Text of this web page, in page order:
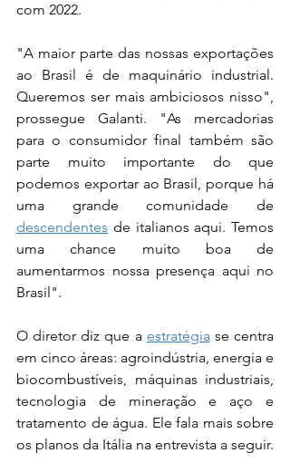
com 2022.
"A maior parte das nossas exportações
ao Brasil é de maquinário industrial.
Queremos ser mais ambiciosos nisso",
prossegue Galanti. "As mercadorias
para o consumidor final também são
parte muito importante do que
podemos exportar ao Brasil, porque há
descendentes de italianos aqui. Temos
uma chance muito boa de
aumentarmos nossa presença aqui no
Brasil".
O diretor diz que a estratégia se centra
em cinco áreas: agroindústria, energia e
biocombustíveis, máquinas industriais,
tecnologia de mineração e aço e
tratamento de água. Ele fala mais sobre
os planos da Itália na entrevista a seguir.